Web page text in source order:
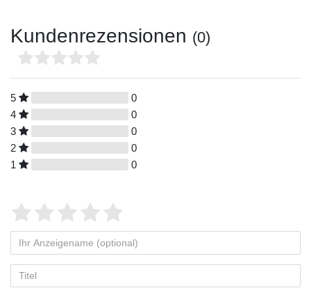
Kundenrezensionen (0)
5
0
4
0
3
0
2
0
1
0